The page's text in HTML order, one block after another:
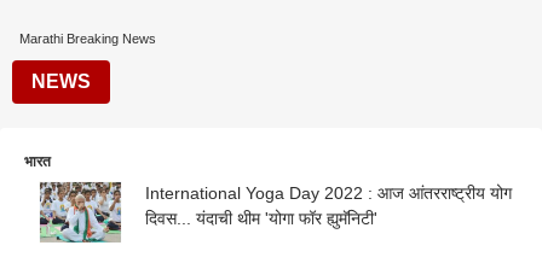
Marathi Breaking News
NEWS
भारत
International Yoga Day 2022 : आज आंतरराष्ट्रीय योग
दिवस... यंदाची थीम 'योगा फॉर ह्युमॅनिटी'